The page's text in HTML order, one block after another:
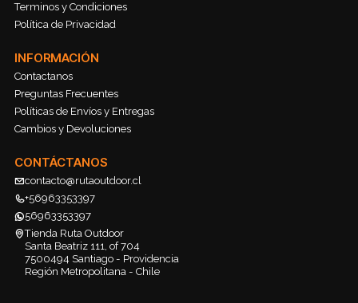
Terminos y Condiciones
Política de Privacidad
INFORMACIÓN
Contactanos
Preguntas Frecuentes
Políticas de Envíos y Entregas
Cambios y Devoluciones
CONTÁCTANOS
contacto@rutaoutdoor.cl
+56963353397
56963353397
Tienda Ruta Outdoor
Santa Beatriz 111, of 704
7500494 Santiago - Providencia
Región Metropolitana - Chile